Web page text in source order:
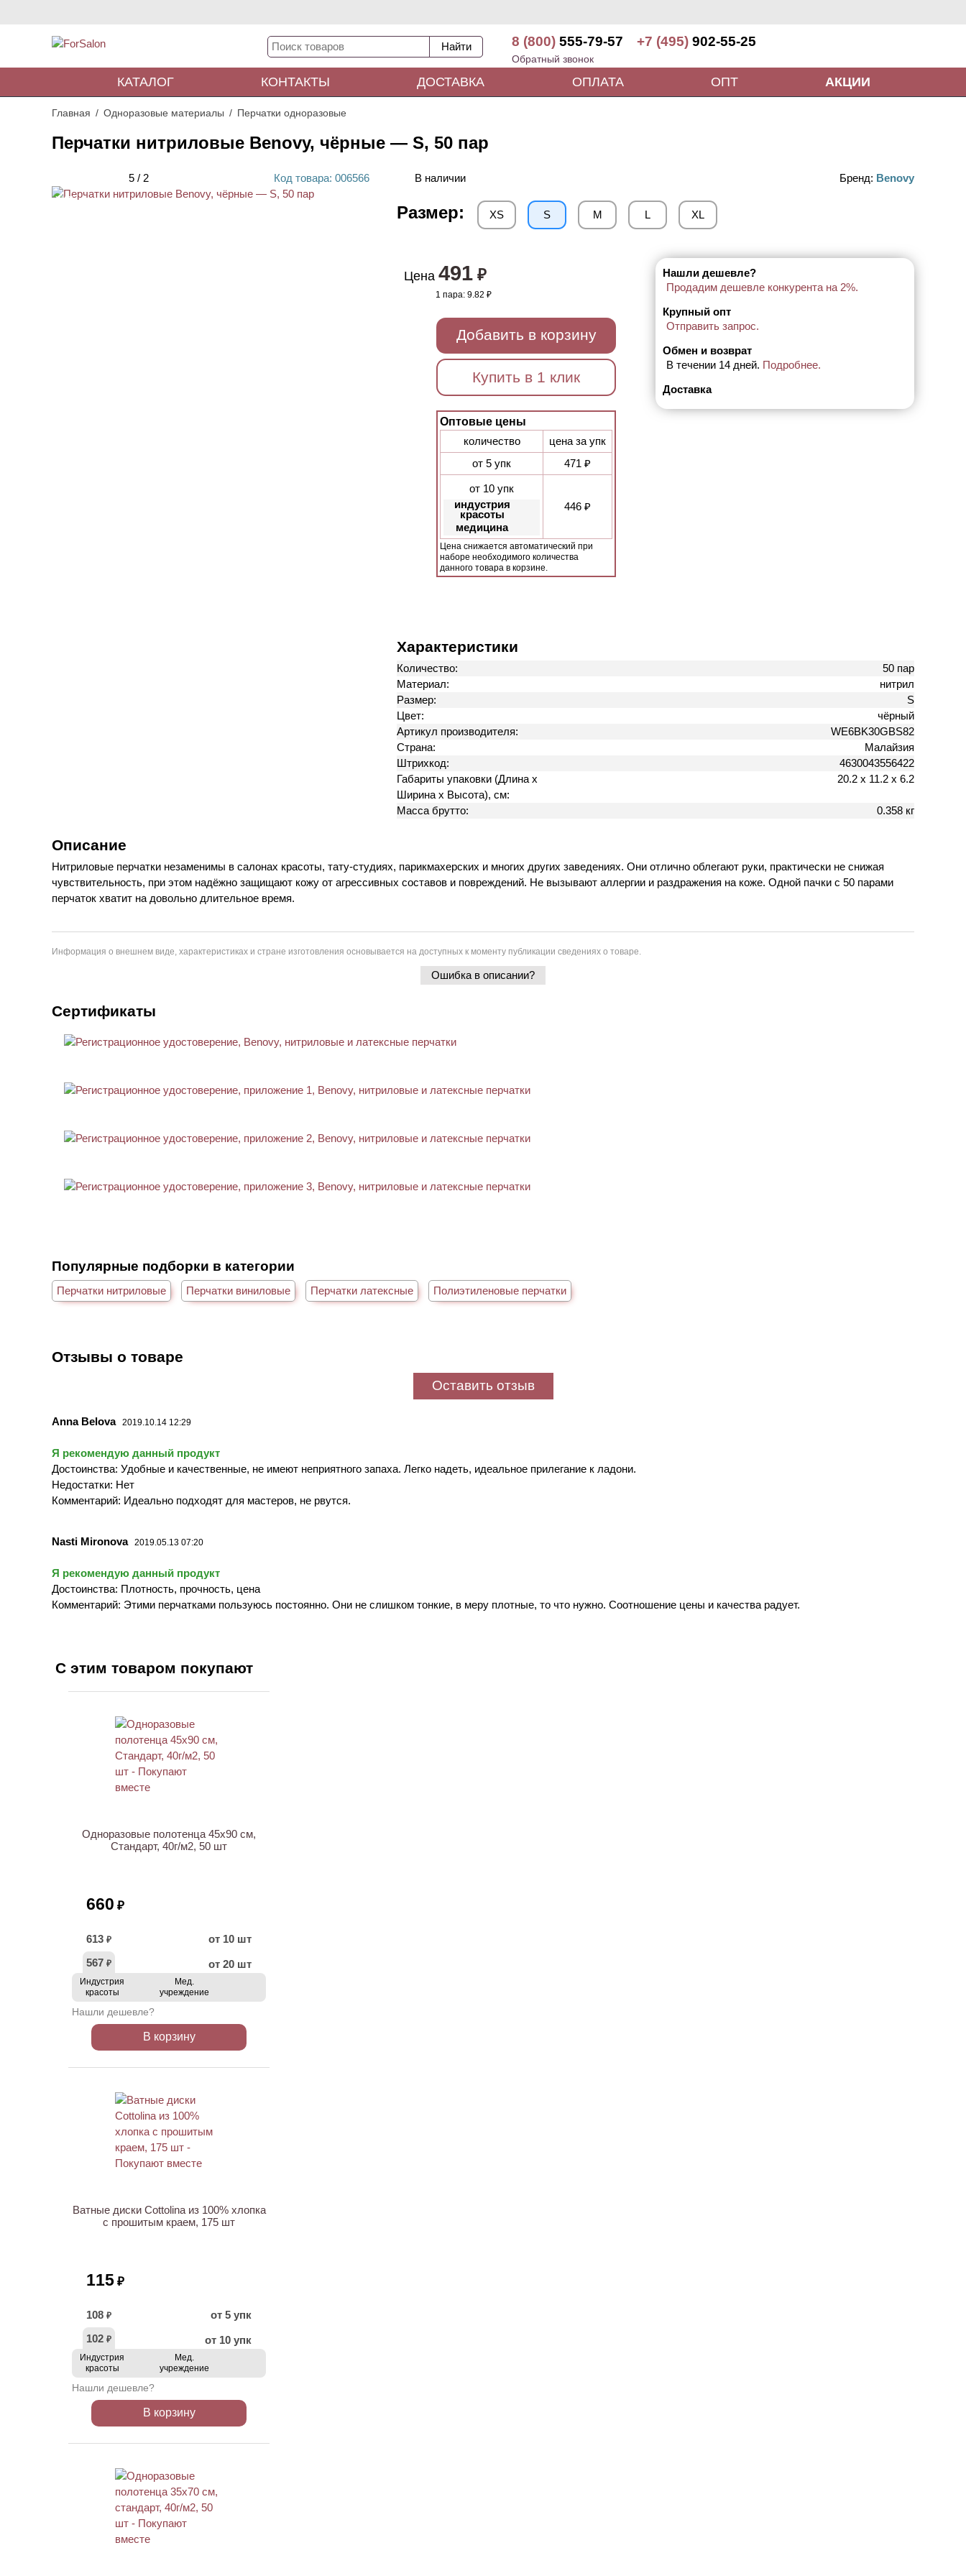
8 (800) 555-79-57 +7 (495) 902-55-25
Обратный звонок
КАТАЛОГ КОНТАКТЫ ДОСТАВКА ОПЛАТА ОПТ АКЦИИ
Главная Одноразовые материалы Перчатки одноразовые
Перчатки нитриловые Benovy, чёрные — S, 50 пар
5 / 2 Код товара: 006566
ХИТ
В наличии Бренд: Benovy
Размер: XS S M L XL
Цена 491 ₽
1 пара: 9.82 ₽
Добавить в корзину
Купить в 1 клик
Оптовые цены
количество
цена за упк
от 5 упк
471 ₽
от 10 упк
индустрия
красоты
медицина
446 ₽
Цена снижается автоматический при
наборе необходимого количества
данного товара в корзине.
Нашли дешевле?
Продадим дешевле конкурента на 2%.
Крупный опт
Отправить запрос.
Обмен и возврат
В течении 14 дней. Подробнее.
Доставка
Характеристики
Количество:
50 пар
Материал:
нитрил
Размер:
S
Цвет:
чёрный
Артикул производителя:
WE6BK30GBS82
Страна:
Малайзия
Штрихкод:
4630043556422
Габариты упаковки (Длина х
Ширина х Высота), см:
20.2 х 11.2 х 6.2
Масса брутто: 0.358 кг
Описание
Нитриловые перчатки незаменимы в салонах красоты, тату-студиях, парикмахерских и многих других заведениях. Они отлично облегают руки, практически не снижая
чувствительность, при этом надёжно защищают кожу от агрессивных составов и повреждений. Не вызывают аллергии и раздражения на коже. Одной пачки с 50 парами
перчаток хватит на довольно длительное время.
Информация о внешнем виде, характеристиках и стране изготовления основывается на доступных к моменту публикации сведениях о товаре.
Ошибка в описании?
Сертификаты
Популярные подборки в категории
Перчатки нитриловые Перчатки виниловые Перчатки латексные Полиэтиленовые перчатки
Отзывы о товаре
Оставить отзыв
Anna Belova 2019.10.14 12:29
Я рекомендую данный продукт
Достоинства: Удобные и качественные, не имеют неприятного запаха. Легко надеть, идеальное прилегание к ладони.
Недостатки: Нет
Комментарий: Идеально подходят для мастеров, не рвутся.
Nasti Mironova 2019.05.13 07:20
Я рекомендую данный продукт
Достоинства: Плотность, прочность, цена
Комментарий: Этими перчатками пользуюсь постоянно. Они не слишком тонкие, в меру плотные, то что нужно. Соотношение цены и качества радует.
С этим товаром покупают
Одноразовые полотенца 45х90 см,
Стандарт, 40г/м2, 50 шт
660 ₽
613 ₽
от 10 шт
567 ₽ от 20 шт
Индустрия
красоты
Мед.
учреждение
Нашли дешевле?
В корзину
Ватные диски Cottolina из 100% хлопка
с прошитым краем, 175 шт
115 ₽
108 ₽
от 5 упк
102 ₽ от 10 упк
Индустрия
красоты
Мед.
учреждение
Нашли дешевле?
В корзину